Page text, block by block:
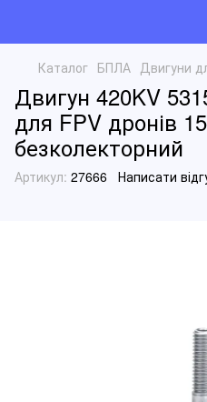
Каталог БПЛА Двигуни
Двигун 420KV
для FPV дронів
безколекторний
Артикул: 27666 Написати